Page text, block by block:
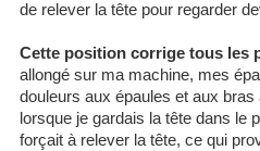
de relever la tête pour regarder
Cette position corrige tous les
allongé sur ma machine, mes
douleurs aux épaules et aux
lorsque je gardais la tête dans le
forçait à relever la tête, ce qui